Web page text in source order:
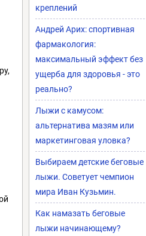
креплений
Андрей Арих: спортивная
фармакология:
максимальный эффект без
ущерба для здоровья - это
реально?
Лыжи с камусом:
альтернатива мазям или
маркетинговая уловка?
Выбираем детские беговые
лыжи. Советует чемпион
мира Иван Кузьмин.
Как намазать беговые
лыжи начинающему?